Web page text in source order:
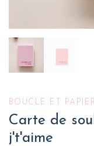
BOUCLE ET
Carte de
j't'aime